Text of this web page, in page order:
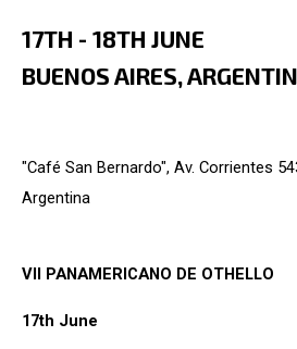
17TH - 18TH JUNE
BUENOS AIRES,
"Café San Bernardo", Av. Corrientes
Argentina
VII PANAMERICANO DE OTHELLO
17th June